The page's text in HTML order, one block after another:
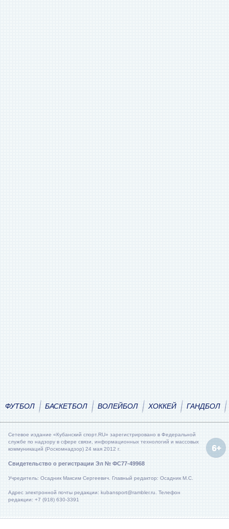
ФУТБОЛ БАСКЕТБОЛ ВОЛЕЙБОЛ ХОККЕЙ ГАНДБОЛ
Сетевое издание «Кубанский спорт.RU» зарегистрировано в Федеральной
службе по надзору в сфере связи, информационных технологий и массовых
коммуникаций (Роскомнадзор) 24 мая 2012 г.
Свидетельство о регистрации Эл № ФС77-49968
Учредитель: Осадник Максим Сергеевич. Главный редактор: Осадник М.С.
Адрес электронной почты редакции: kubansport@rambler.ru. Телефон
редакции: +7 (918) 630-3391